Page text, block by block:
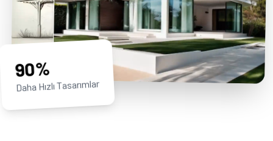
90%
Daha Hızlı Tasarımlar